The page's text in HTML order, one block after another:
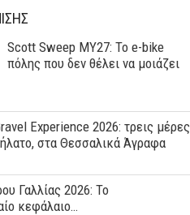
Scott Sweep MY27: Το e-bike
πόλης που δεν θέλει να μοιάζει
Experience 2026: τρεις μέρες
στα Θεσσαλικά Άγραφα
Γαλλίας 2026: Το
κεφάλαιο…